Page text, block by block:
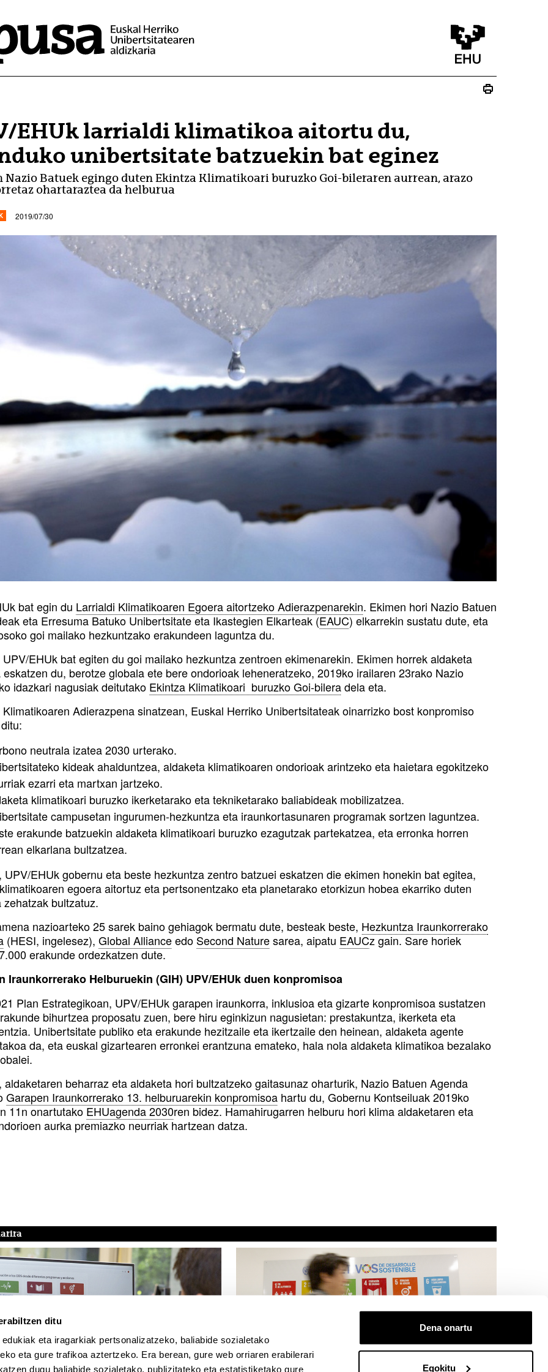
ditu
eta iragarkiak pertsonalizatzeko, baliabide sozialetako
eta gure trafikoa aztertzeko. Era berean, gure web orriaren erabilerari
dugu baliabide sozialetako, publizitateko eta estatistiketako gure
Dena onartu
Egokitu
EHUk larrialdi klimatikoa aitortu du,
unibertsitate batzuekin bat eginez
Nazio Batuek egingo duten Ekintza Klimatikoari buruzko Goi-bileraren aurrean, arazo
ohartaraztea da helburua
2019/07/30
bat egin du Larrialdi Klimatikoaren Egoera aitortzeko Adierazpenarekin. Ekimen hori Nazio Batuen
eta Erresuma Batuko Unibertsitate eta Ikastegien Elkarteak (EAUC) elkarrekin sustatu dute, eta
goi mailako hezkuntzako erakundeen laguntza du.
EHUk bat egiten du goi mailako hezkuntza zentroen ekimenarekin. Ekimen horrek aldaketa
eskatzen du, berotze globala ete bere ondorioak leheneratzeko, 2019ko irailaren 23rako Nazio
idazkari nagusiak deitutako Ekintza Klimatikoari buruzko Goi-bileradela eta.
Klimatikoaren Adierazpena sinatzean, Euskal Herriko Unibertsitateak oinarrizko bost konpromiso
neutrala izatea 2030 urterako.
kideak ahalduntzea, aldaketa klimatikoaren ondorioak arintzeko eta haietara egokitzeko
ezarri eta martxan jartzeko.
klimatikoari buruzko ikerketarako eta tekniketarako baliabideak mobilizatzea.
campusetan ingurumen-hezkuntza eta iraunkortasunaren programak sortzen laguntzea.
erakunde batzuekin aldaketa klimatikoari buruzko ezagutzak partekatzea, eta erronka horren
elkarlana bultzatzea.
UPV/EHUk gobernu eta beste hezkuntza zentro batzuei eskatzen die ekimen honekin bat egitea,
egoera aitortuz eta pertsonentzako eta planetarako etorkizun hobea ekarriko duten
zehatzak bultzatuz.
nazioarteko 25 sarek baino gehiagok bermatu dute, besteak beste, Hezkuntza Iraunkorrerako
(HESI, ingelesez), Global Allianceedo Second Naturesarea, aipatu EAUCz gain. Sare horiek
erakunde ordezkatzen dute.
Iraunkorrerako Helburuekin (GIH) UPV/EHUk duen konpromisoa
Plan Estrategikoan, UPV/EHUk garapen iraunkorra, inklusioa eta gizarte konpromisoa sustatzen
bihurtzea proposatu zuen, bere hiru eginkizun nagusietan: prestakuntza, ikerketa eta
Unibertsitate publiko eta erakunde hezitzaile eta ikertzaile den heinean, aldaketa agente
da, eta euskal gizartearen erronkei erantzuna emateko, hala nola aldaketa klimatikoa bezalako
aldaketaren beharraz eta aldaketa hori bultzatzeko gaitasunaz oharturik, Nazio Batuen Agenda
Garapen Iraunkorrerako 13. helburuarekin konpromisoa hartu du, Gobernu Kontseiluak 2019ko
11n onartutako EHUagenda 2030ren bidez. Hamahirugarren helburu hori klima aldaketaren eta
aurka premiazko neurriak hartzean datza.
EHUk aurkeztu du
Jasangarriaren aldeko
ALBISTEAK
UPV/EHU gizarte
konpromisoaren eta